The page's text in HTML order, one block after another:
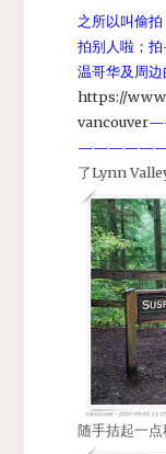
之所以叫偷
拍别人啦；
温哥华及周边
https://
vancouver
了Lynn
随手拮起一点